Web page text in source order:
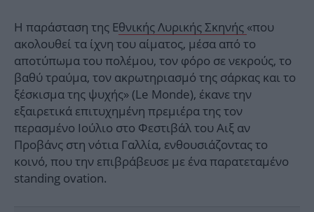
Η παράσταση της Εθνικής Λυρικής Σκηνής «που
ακολουθεί τα ίχνη του αίματος, μέσα από το
αποτύπωμα του πολέμου, τον φόρο σε νεκρούς, το
βαθύ τραύμα, τον ακρωτηριασμό της σάρκας και το
ξέσκισμα της ψυχής» (Le Monde), έκανε την
εξαιρετικά επιτυχημένη πρεμιέρα της τον
περασμένο Ιούλιο στο Φεστιβάλ του Αιξ αν
Προβάνς στη νότια Γαλλία, ενθουσιάζοντας το
κοινό, που την επιβράβευσε με ένα παρατεταμένο
standing ovation.